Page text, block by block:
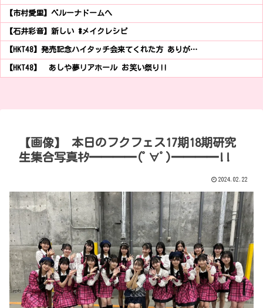
【市村愛里】ベルーナドームへ
【石井彩音】新しい #メイクレシピ
【HKT48】発売記念ハイタッチ会来てくれた方 ありが…
【HKT48】 あしや夢リアホール お笑い祭り!!
【画像】 本日のフクフェス17期18期研究
生集合写真ｷﾀ━━━━(ﾟ∀ﾟ)━━━━!!
2024.02.22